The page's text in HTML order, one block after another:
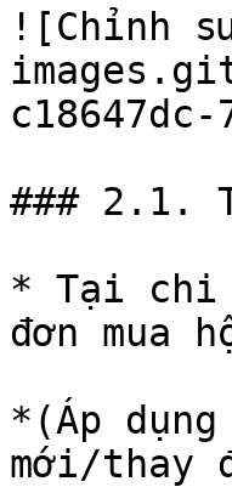
![Chỉnh
### 2.1.
* Tại chi
đơn mua
*(Áp
mới/thay